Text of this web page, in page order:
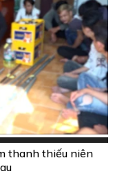
thanh thiếu niên